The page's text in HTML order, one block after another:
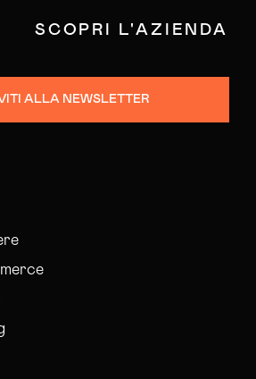
SCOPRI L'AZIENDA
ALLA NEWSLETTER